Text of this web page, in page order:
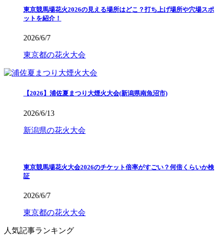
東京競馬場花火2026の見える場所はどこ？打ち上げ場所や穴場スポ
ットを紹介！
2026/6/7
東京都の花火大会
【2026】浦佐夏まつり大煙火大会(新潟県南魚沼市)
2026/6/13
新潟県の花火大会
東京競馬場花火大会2026のチケット倍率がすごい？何倍くらいか検
証
2026/6/7
東京都の花火大会
人気記事ランキング